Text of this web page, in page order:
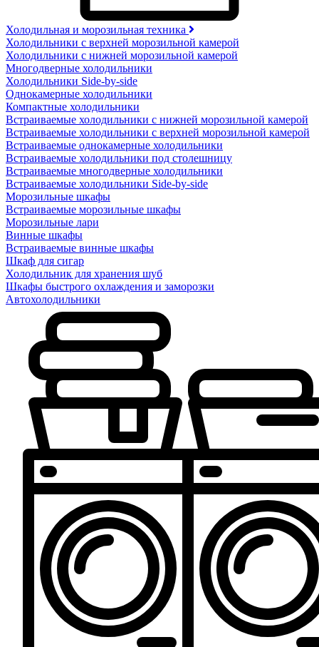
Холодильная и морозильная техника
Холодильники с верхней морозильной камерой
Холодильники с нижней морозильной камерой
Многодверные холодильники
Холодильники Side-by-side
Однокамерные холодильники
Компактные холодильники
Встраиваемые холодильники с нижней морозильной камерой
Встраиваемые холодильники с верхней морозильной камерой
Встраиваемые однокамерные холодильники
Встраиваемые холодильники под столешницу
Встраиваемые многодверные холодильники
Встраиваемые холодильники Side-by-side
Морозильные шкафы
Встраиваемые морозильные шкафы
Морозильные лари
Винные шкафы
Встраиваемые винные шкафы
Шкаф для сигар
Холодильник для хранения шуб
Шкафы быстрого охлаждения и заморозки
Автохолодильники